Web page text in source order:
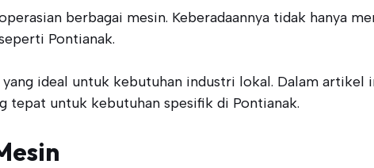
berbagai mesin. Keberadaannya tidak hanya
Pontianak.
ideal untuk kebutuhan industri lokal. Dalam artikel
tepat untuk kebutuhan spesifik di Pontianak.